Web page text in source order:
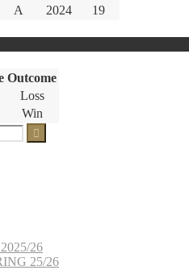
A 2024 19
Outcome
Loss
Win
26
25/26